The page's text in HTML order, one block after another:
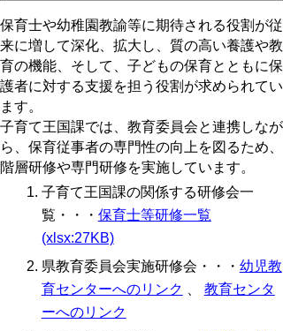
保育士や幼稚園教諭等に期待される役割が従
来に増して深化、拡大し、質の高い養護や教
育の機能、そして、子どもの保育とともに保
護者に対する支援を担う役割が求められてい
ます。
子育て王国課では、教育委員会と連携しなが
ら、保育従事者の専門性の向上を図るため、
階層研修や専門研修を実施しています。
子育て王国課の関係する研修会一
覧・・・ 保育士等研修一覧
(xlsx:27KB)
県教育委員会実施研修会・・・ 幼児教
育センターへのリンク
教育センタ
ーへのリンク